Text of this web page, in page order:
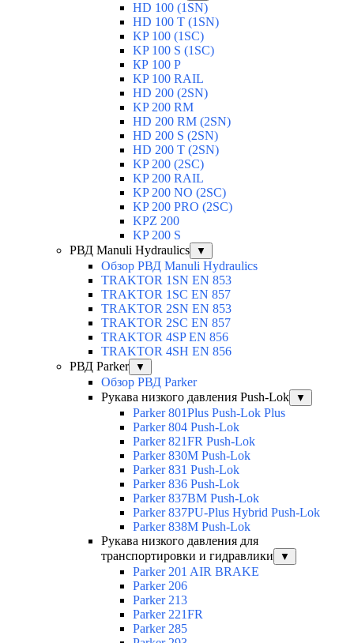
HD 100 (1SN)
HD 100 T (1SN)
KP 100 (1SC)
KP 100 S (1SC)
КР 100 Р
KP 100 RAIL
HD 200 (2SN)
KP 200 RM
HD 200 RM (2SN)
HD 200 S (2SN)
HD 200 T (2SN)
KP 200 (2SC)
KP 200 RAIL
KP 200 NO (2SC)
KP 200 PRO (2SC)
KPZ 200
KP 200 S
РВД Manuli Hydraulics
▼
Обзор РВД Manuli Hydraulics
TRAKTOR 1SN EN 853
TRAKTOR 1SС EN 857
TRAKTOR 2SN EN 853
TRAKTOR 2SС EN 857
TRAKTOR 4SP EN 856
TRAKTOR 4SH EN 856
РВД Parker
▼
Обзор РВД Parker
Рукава низкого давления Push-Lok
▼
Parker 801Plus Push-Lok Plus
Parker 804 Push-Lok
Parker 821FR Push-Lok
Parker 830M Push-Lok
Parker 831 Push-Lok
Parker 836 Push-Lok
Parker 837BM Push-Lok
Parker 837PU-Plus Hybrid Push-Lok
Parker 838M Push-Lok
Рукава низкого давления для
транспортировки и гидравлики
▼
Parker 201 AIR BRAKE
Parker 206
Parker 213
Parker 221FR
Parker 285